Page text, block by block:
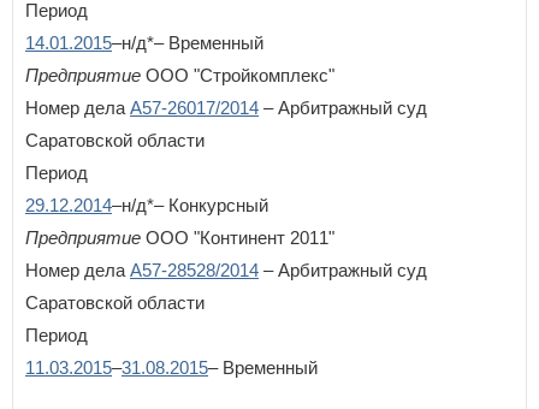
Период
14.01.2015–н/д*– Временный
Предприятие ООО "Стройкомплекс"
Номер дела А57-26017/2014 – Арбитражный суд
Саратовской области
Период
29.12.2014–н/д*– Конкурсный
Предприятие ООО "Континент 2011"
Номер дела А57-28528/2014 – Арбитражный суд
Саратовской области
Период
11.03.2015–31.08.2015– Временный